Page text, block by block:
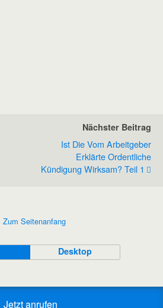
Nächster Beitrag
Ist Die Vom Arbeitgeber
Erklärte Ordentliche
Kündigung Wirksam? Teil 1
Zum Seitenanfang
Desktop
Jetzt anrufen